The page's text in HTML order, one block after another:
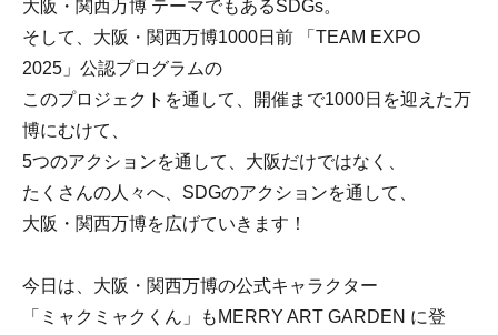
大阪・関西万博 テーマでもあるSDGs。
そして、大阪・関西万博1000日前 「TEAM EXPO
2025」公認プログラムの
このプロジェクトを通して、開催まで1000日を迎えた万
博にむけて、
5つのアクションを通して、大阪だけではなく、
たくさんの人々へ、SDGのアクションを通して、
大阪・関西万博を広げていきます！
今日は、大阪・関西万博の公式キャラクター
「ミャクミャクくん」もMERRY ART GARDEN に登